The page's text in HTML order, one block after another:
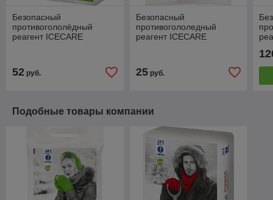
Безопасный
противогололёдный
реагент ICECARE
52 руб.
Безопасный
противогололедный
реагент ICECARE
25руб.
Подобные товары компании